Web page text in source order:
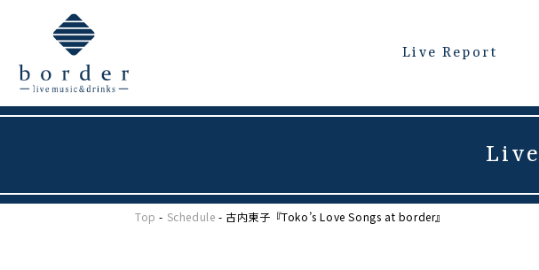
Live Report
Top - Schedule - 古内東子『Toko’s Love Songs at border』